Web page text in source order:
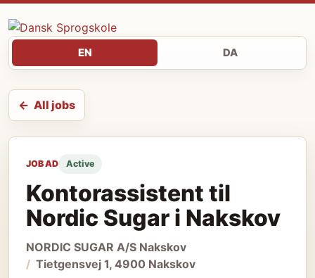
EN DA
All jobs
JOB AD Active
Kontorassistent til
Nordic Sugar i Nakskov
NORDIC SUGAR A/S Nakskov
Tietgensvej 1, 4900 Nakskov